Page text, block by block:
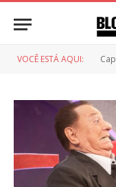
VOCÊ ESTÁ AQUI: